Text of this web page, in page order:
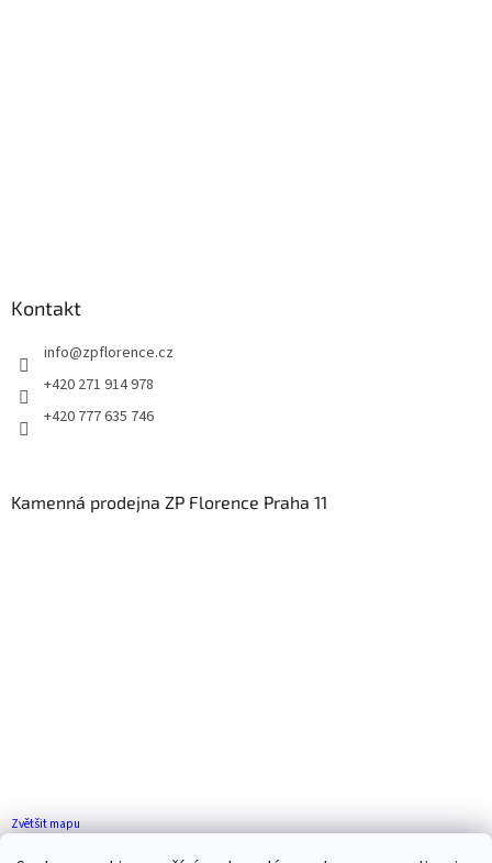
Kontakt
info@zpflorence.cz
+420 271 914 978
+420 777 635 746
Kamenná prodejna ZP Florence Praha 11
Zvětšit mapu